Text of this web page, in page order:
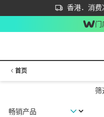
香港．消费
立即成为易
首次APP下单买满
门
首页
筛